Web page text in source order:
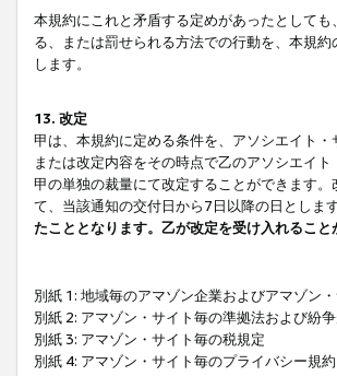
本規約にこれと矛盾する定めがあったとして
る、または罰せられる方法での行動を、本規
します。
13. 改定
甲は、本規約に定める条件を、アソシエイト
または改定内容をその時点で乙のアソシエイ
甲の単独の裁量にて改定することができます
て、当該通知の交付日から7日以降の日とします
たこととなります。乙が改定を受け入れるこ
別紙 1: 地域毎のアマゾン企業およびアマゾン・
別紙 2: アマゾン・サイト毎の準拠法および紛
別紙 3: アマゾン・サイト毎の税規定
別紙 4: アマゾン・サイト毎のプライバシー規約